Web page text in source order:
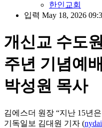
한인교회
입력 May 18, 2026
개신교 수도
주년 기념예
박성원 목사
김에스더 원장 “지난 15년
기독일보 김대원 기자 (